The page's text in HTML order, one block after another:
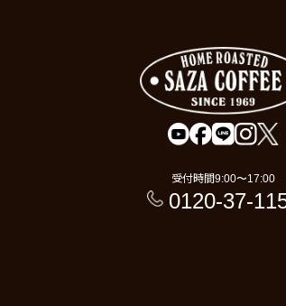
受付時間9:00〜17:00
0120-37-